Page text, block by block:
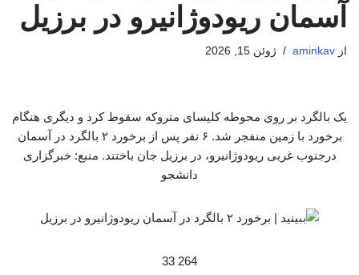
آسمان ریودوژانیرو در برزیل
از aminkav ژوئن 15, 2026
یک بالگرد بر روی محوطه کلیسای متروکه سقوط کرد و دیگری هنگام
برخورد با زمین منفجر شد. ۶ نفر پس از برخورد ۲ بالگرد در آسمان
درجنوب غربی ریودوژانیرو، در برزیل جان باختند. منبع: خبرگزاری
دانشجو
264 33